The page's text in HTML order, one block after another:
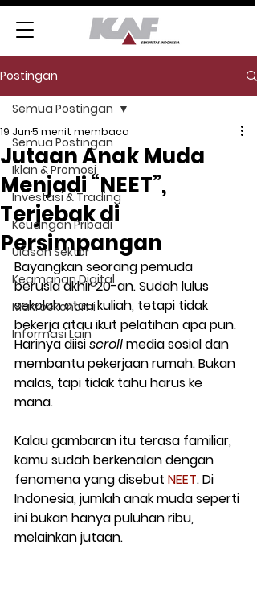
Postingan
Semua Postingan
Iklan & Promosi
Investasi & Trading
Keuangan Pribadi
Ulasan Sektor
Keamanan Digital
Makroekonomi
Informasi Lain
Semua Postingan
Jutaan Anak Muda
Menjadi “NEET”,
Terjebak di
Persimpangan
19 Jun5 menit membaca
Bayangkan seorang pemuda
berusia akhir 20-an. Sudah lulus
sekolah atau kuliah, tetapi tidak
bekerja atau ikut pelatihan apa pun.
Harinya diisi scroll media sosial dan
membantu pekerjaan rumah. Bukan
malas, tapi tidak tahu harus ke
mana.
Kalau gambaran itu terasa familiar,
kamu sudah berkenalan dengan
fenomena yang disebut NEET. Di
Indonesia, jumlah anak muda seperti
ini bukan hanya puluhan ribu,
melainkan jutaan.